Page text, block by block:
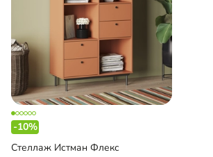
-10%
Стеллаж Истман Флекс